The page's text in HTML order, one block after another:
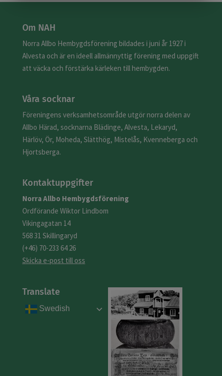
Om NAH
Norra Allbo Hembygdsförening bildades i juni år 1927 i
Alvesta och är en ideell allmännyttig förening med uppgift
att väcka och förstärka kärleken till hembygden.
Våra socknar
Föreningens verksamhetsområde utgör norra delen av
Allbo Härad, socknarna Blädinge, Alvesta, Lekaryd,
Härlöv, Ör, Moheda, Slätthög, Mistelås, Kvenneberga och
Hjortsberga.
Kontaktuppgifter
NorraAllbo Hembygdsförening
Ordförande Wiktor Lindbom
Vikingagatan 14
568 31 Skillingaryd
(+46) 70-233 64 26
Skicka e-post till oss
Translate
Swedish